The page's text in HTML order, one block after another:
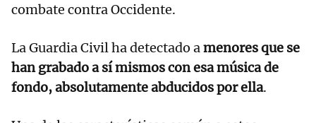
combate contra Occidente.
La Guardia Civil ha detectado amenores que se
han grabado a sí mismos con esa música de
fondo, absolutamente abducidos por ella.